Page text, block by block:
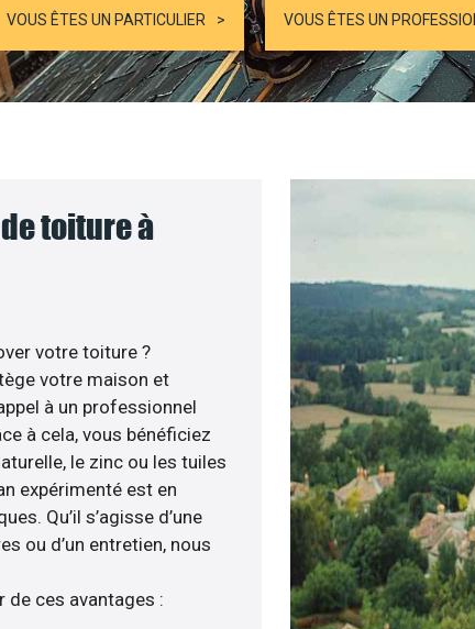
VOUS ÊTES UN PARTICULIER VOUS ÊTES UN
toiture à
votre toiture ?
votre maison et
à un professionnel
à cela, vous bénéficiez
le zinc ou les tuiles
expérimenté est en
Qu’il s’agisse d’une
ou d’un entretien, nous
de ces avantages :